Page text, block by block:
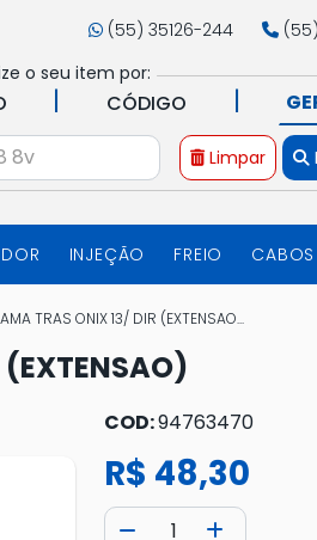
(55) 35126-244
o seu item por:
| CÓDIGO |
Limpar
INJEÇÃO FREIO CABOS
TRAS ONIX 13/ DIR (EXTENSAO...
(EXTENSAO)
COD:94763470
R$ 48,30